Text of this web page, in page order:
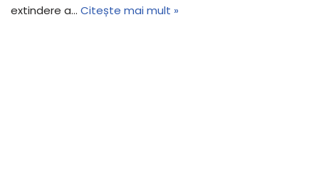
extindere a… Citește mai mult »